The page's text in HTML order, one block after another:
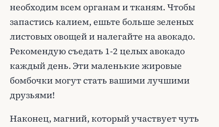
необходим всем органам и тканям. Чтобы
запастись калием, ешьте больше зеленых
листовых овощей и налегайте на авокадо.
Рекомендую съедать 1-2 целых авокадо
каждый день. Эти маленькие жировые
бомбочки могут стать вашими лучшими
друзьями!
Наконец, магний, который участвует чуть